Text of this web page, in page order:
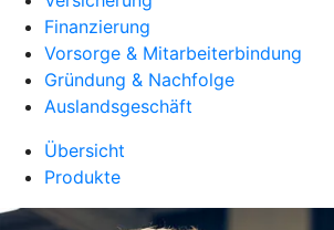
Finanzierung
Vorsorge & Mitarbeiterbindung
Gründung & Nachfolge
Auslandsgeschäft
Übersicht
Produkte